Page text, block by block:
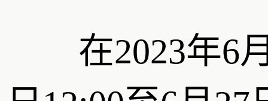
在2023年6